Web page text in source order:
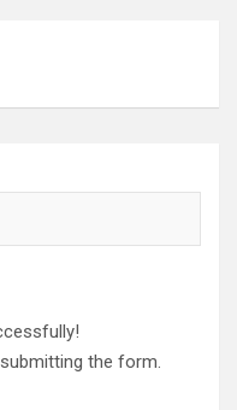
the form.